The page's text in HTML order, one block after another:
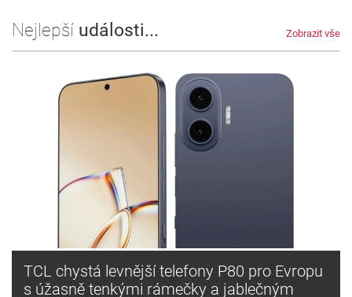
Nejlepší události... Zobrazit vše
TCL chystá levnější telefony P80 pro Evropu
s úžasně tenkými rámečky a jablečným